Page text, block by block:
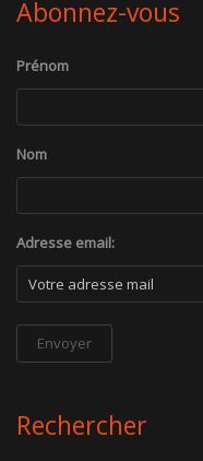
Abonnez-vous
Prénom
Nom
Adresse email:
Rechercher